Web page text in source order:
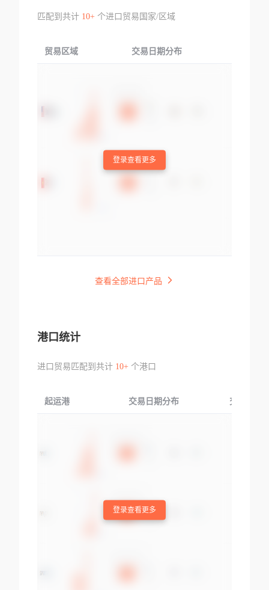
匹配到共计 10+个进口贸易国家/区域
贸易区域 交易日期分布
登录查看更多
查看全部进口产品
港口统计
进口贸易匹配到共计 10+个港口
起运港 交易日期分布 交易产品
登录查看更多